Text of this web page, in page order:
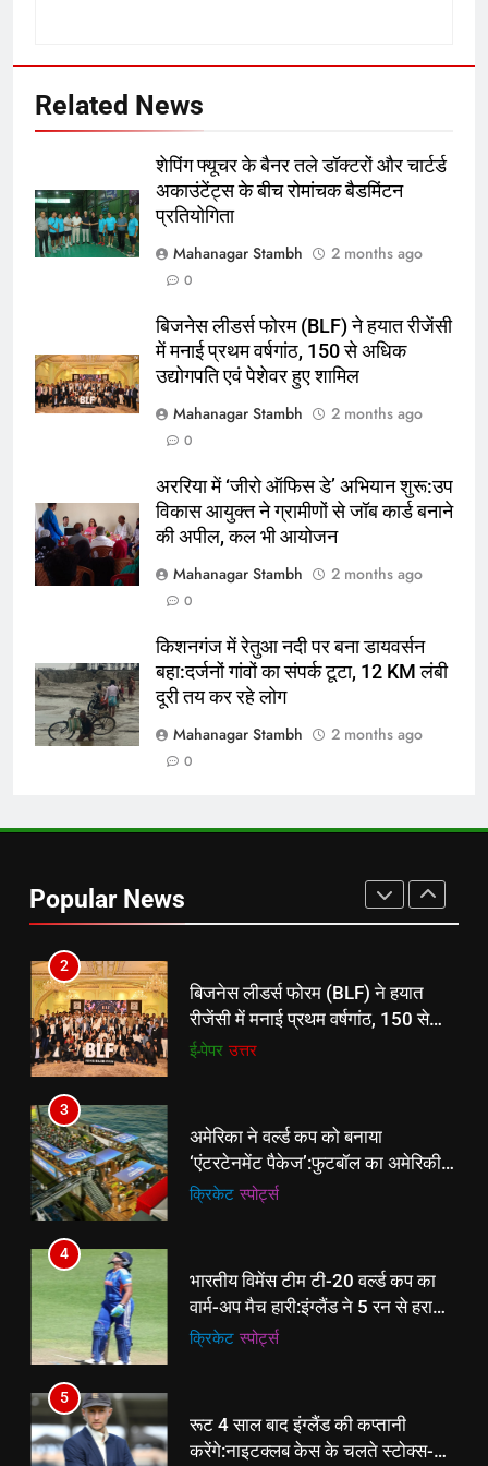
Related News
शेपिंग फ्यूचर के बैनर तले डॉक्टरों और चार्टर्ड
अकाउंटेंट्स के बीच रोमांचक बैडमिंटन
प्रतियोगिता
Mahanagar Stambh
2 months ago
0
बिजनेस लीडर्स फोरम (BLF) ने हयात रीजेंसी
में मनाई प्रथम वर्षगांठ, 150 से अधिक
उद्योगपति एवं पेशेवर हुए शामिल
Mahanagar Stambh
2 months ago
0
अररिया में ‘जीरो ऑफिस डे’ अभियान शुरू:उप
विकास आयुक्त ने ग्रामीणों से जॉब कार्ड बनाने
की अपील, कल भी आयोजन
Mahanagar Stambh
2 months ago
0
किशनगंज में रेतुआ नदी पर बना डायवर्सन
बहा:दर्जनों गांवों का संपर्क टूटा, 12 KM लंबी
दूरी तय कर रहे लोग
Mahanagar Stambh
2 months ago
0
Popular News
5
रूट 4 साल बाद इंग्लैंड की कप्तानी
एटकिंसन दूसरे टेस्ट से बाहर; आर्चर की
वापसी
क्रिकेट ‎स्पोर्ट्स
6
अररिया में ‘जीरो ऑफिस डे’ अभियान
शुरू:उप विकास आयुक्त ने ग्रामीणों से जॉब
पूर्व राज्य
7
बहा:दर्जनों गांवों का संपर्क टूटा, 12 KM
8
रूट 4 साल बाद इंग्लैंड की कप्तानी
करेंगे:नाइटक्लब केस के चलते स्टोक्स-
एटकिंसन दूसरे टेस्ट से बाहर; आर्चर की
न्यूज़
चार्टर्ड अकाउंटेंट्स के बीच रोमांचक
2
बिजनेस लीडर्स फोरम (BLF) ने हयात
रीजेंसी में मनाई प्रथम वर्षगांठ, 150 से
अधिक उद्योगपति एवं पेशेवर हुए शामिल
ई-पेपर उत्तर
3
अमेरिका ने वर्ल्ड कप को बनाया
‘एंटरटेनमेंट पैकेज’:फुटबॉल का अमेरिकी
मेकओवर, कई मेगा कॉन्सर्ट; मशहूर हस्तियों
क्रिकेट ‎स्पोर्ट्स
4
भारतीय विमेंस टीम टी-20 वर्ल्ड कप का
वार्म-अप मैच हारी:इंग्लैंड ने 5 रन से हराया;
ऋचा घोष की फिफ्टी बेकार
क्रिकेट ‎स्पोर्ट्स
5
रूट 4 साल बाद इंग्लैंड की कप्तानी
करेंगे:नाइटक्लब केस के चलते स्टोक्स-